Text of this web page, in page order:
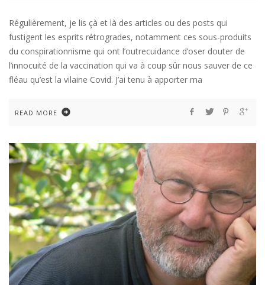
Régulièrement, je lis çà et là des articles ou des posts qui
fustigent les esprits rétrogrades, notamment ces sous-produits
du conspirationnisme qui ont l’outrecuidance d’oser douter de
l’innocuité de la vaccination qui va à coup sûr nous sauver de ce
fléau qu’est la vilaine Covid. J’ai tenu à apporter ma
READ MORE